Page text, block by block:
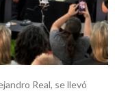
Real, se llevó